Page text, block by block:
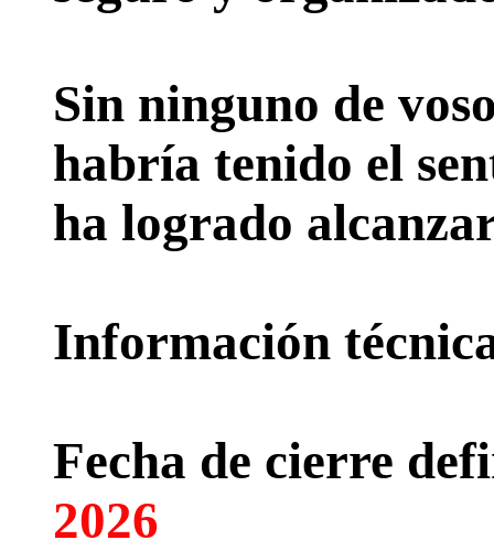
Sin ninguno de
habría tenido el
ha logrado
Información
Fecha de cierre
2026